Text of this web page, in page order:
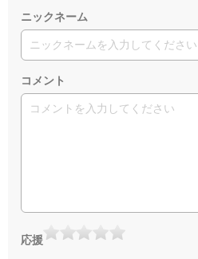
ニックネーム
コメント
応援